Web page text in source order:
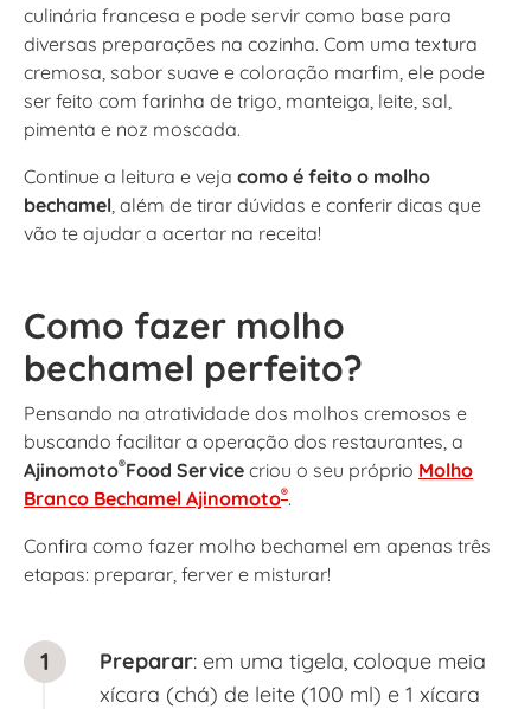
culinária francesa e pode servir como base para
diversas preparações na cozinha. Com uma textura
cremosa, sabor suave e coloração marfim, ele pode
ser feito com farinha de trigo, manteiga, leite, sal,
pimenta e noz moscada.
Continue a leitura e veja como é feito o molho
bechamel , além de tirar dúvidas e conferir dicas que
vão te ajudar a acertar na receita!
Como fazer molho
bechamel perfeito?
Pensando na atratividade dos molhos cremosos e
buscando facilitar a operação dos restaurantes, a
Ajinomoto®Food Service criou o seu próprio Molho
Branco Bechamel Ajinomoto®.
Confira como fazer molho bechamel em apenas três
etapas: preparar, ferver e misturar!
Preparar: em uma tigela, coloque meia
xícara (chá) de leite (100 ml) e 1 xícara